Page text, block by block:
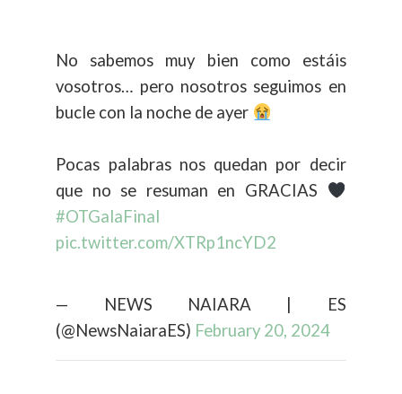
No sabemos muy bien como estáis
vosotros… pero nosotros seguimos en
bucle con la noche de ayer
Pocas palabras nos quedan por decir
que no se resuman en GRACIAS
#OTGalaFinal
pic.twitter.com/XTRp1ncYD2
— NEWS NAIARA | ES
(@NewsNaiaraES) February 20, 2024